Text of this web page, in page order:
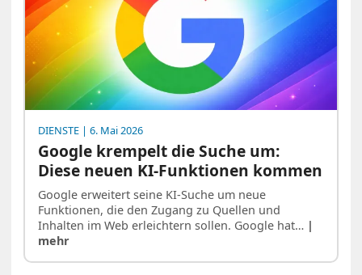
DIENSTE | 6. Mai 2026
Google krempelt die Suche um:
Diese neuen KI-Funktionen kommen
Google erweitert seine KI-Suche um neue
Funktionen, die den Zugang zu Quellen und
Inhalten im Web erleichtern sollen. Google hat… |
mehr